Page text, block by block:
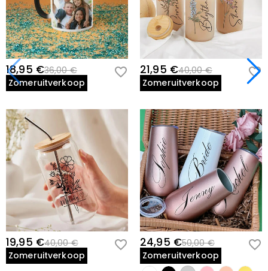
18,95 €36,00 €
Zomeruitverkoop
21,95 €40,00 €
Zomeruitverkoop
19,95 €40,00 €
Zomeruitverkoop
24,95 €50,00 €
Zomeruitverkoop